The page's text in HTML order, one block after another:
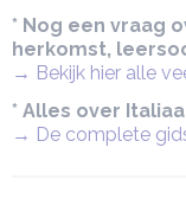
* Nog een vraag
herkomst,
→ Bekijk hier alle
* Alles over
→ De complete